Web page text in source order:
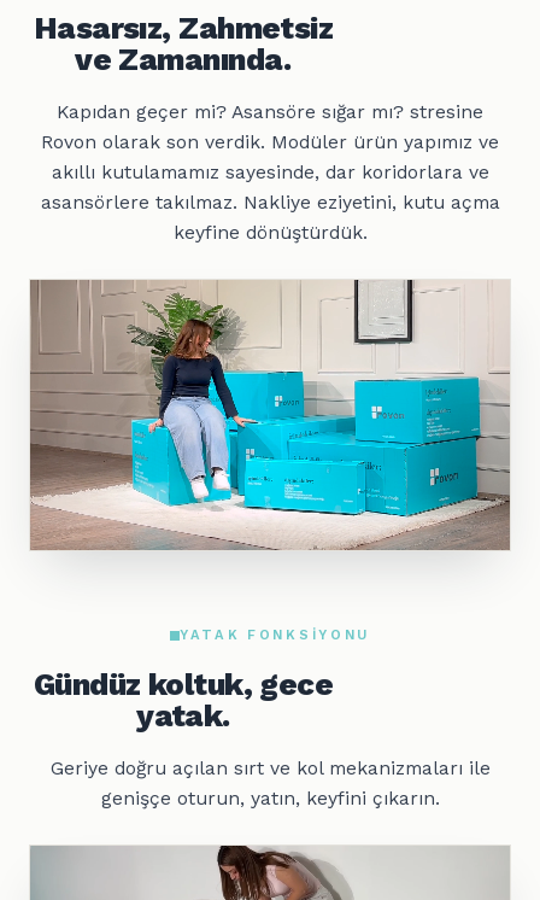
Hasarsız, Zahmetsiz
ve Zamanında.
Kapıdan geçer mi? Asansöre sığar mı? stresine
Rovon olarak son verdik. Modüler ürün yapımız ve
akıllı kutulamamız sayesinde, dar koridorlara ve
asansörlere takılmaz. Nakliye eziyetini, kutu açma
keyfine dönüştürdük.
YATAK FONKSIYONU
Gündüz koltuk, gece
yatak.
Geriye doğru açılan sırt ve kol mekanizmaları ile
genişçe oturun, yatın, keyfini çıkarın.